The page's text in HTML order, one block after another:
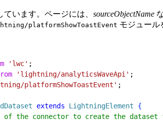
います。ページには、 sourceObjectName
platformShowToastEvent モジュール
'lwc' ;
'lightning/analyticsWaveApi' ;
platformShowToastEvent' ;
extends LightningElement
{
the connector to create the dataset